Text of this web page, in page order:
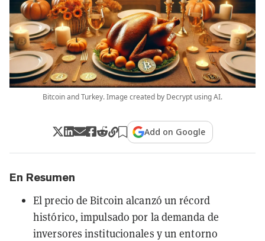
Bitcoin and Turkey. Image created by Decrypt using AI.
Add on Google
En Resumen
El precio de Bitcoin alcanzó un récord
histórico, impulsado por la demanda de
inversores institucionales y un entorno